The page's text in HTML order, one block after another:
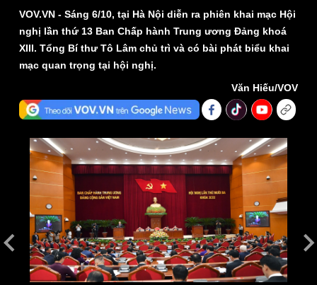
Thế giới
Quan sát
Cuộc sống đó đây
Hồ sơ
Multimedia
Video
Ảnh
E-Magazine
Infographic
VOV.VN - Sáng 6/10, tại Hà Nội diễn ra phiên khai mạc Hội
nghị lần thứ 13 Ban Chấp hành Trung ương Đảng khoá
XIII. Tổng Bí thư Tô Lâm chủ trì và có bài phát biểu khai
mạc quan trọng tại hội nghị.
Văn Hiếu/VOV